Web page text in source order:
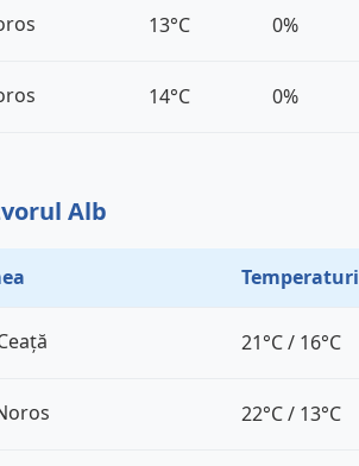
13°C 0%
14°C 0%
Alb
Temperaturi
21°C / 16°C
22°C / 13°C